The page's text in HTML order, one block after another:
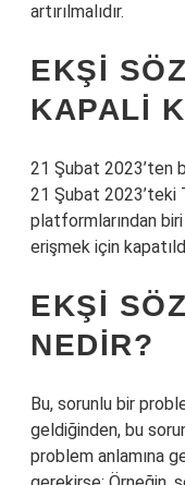
artırılmalıdır.
EKŞI
KAPALI
21 Şubat 2023’ten
21 Şubat 2023’teki
platformlarından biri
erişmek için
EKŞI
NEDIR?
Bu, sorunlu bir
geldiğinden, bu
problem anlamına